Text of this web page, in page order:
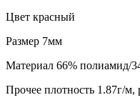
Цвет красный
Размер 7мм
Материал 66% полиамид/
Прочее плотность 1.87г/м,